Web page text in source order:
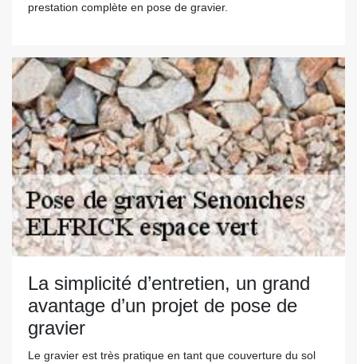
prestation complète en pose de gravier.
La simplicité d’entretien, un grand
avantage d’un projet de pose de
gravier
Le gravier est très pratique en tant que couverture du sol